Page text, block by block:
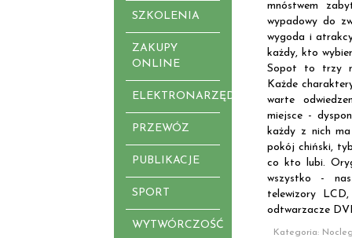
SZKOLENIA
ZAKUPY
ONLINE
ELEKTRONARZĘDZIA
PRZEWÓZ
PUBLIKACJE
SPORT
WYTWÓRCZOŚĆ
mnóstwem
wypadowy do
wygoda i
każdy, kto
Sopot to trzy
Każde
warte
miejsce -
każdy z nich
pokój chiński,
co kto lubi.
wszystko -
telewizory
odtwarzacze
Kategoria: